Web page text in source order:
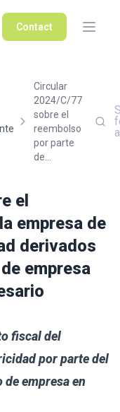
Contact
Circular
2024/C/77
sobre el
reembolso
por parte
de...
el
empresa de
derivados
empresa
fiscal del
por parte del
empresa en